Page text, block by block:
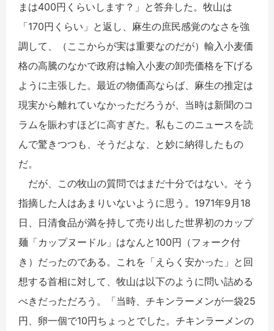
まは400円くらいします？」と答弁した。牧山は
「170円くらい」と返し、麻生の庶民感覚のなさを強
調して、（ここからが実は重要なのだが）輸入小麦価
格の高騰のなかで政府は輸入小麦の卸売価格を下げる
ように主張した。最近の物価高ならば、麻生の推定は
現実から離れていなかっただろうが、当時は新聞のコ
ラムを賑わすほどに高すぎた。私もこのニュースを読
んで驚きつつも、そうだよな、と妙に納得したもの
だ。
だが、この牧山の質問ではまだ十分ではない。そう
指摘した人はあまりいないように思う。1971年9月18
日、日清食品が満を持して売り出した世界初のカップ
麺「カップヌードル」はなんと100円（フォーク付
き）だったのである。これを「えらく安かった」と回
想する首相に対して、牧山は以下のように問い詰める
べきだっただろう。「当時、チキンラーメンが一袋25
円、卵一個で10円ちょっとでした。チキンラーメンの